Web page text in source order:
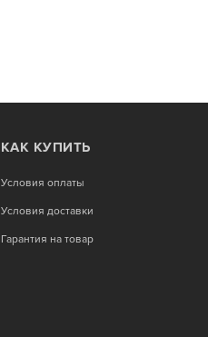
КАК КУПИТЬ
Условия оплаты
Условия доставки
Гарантия на товар